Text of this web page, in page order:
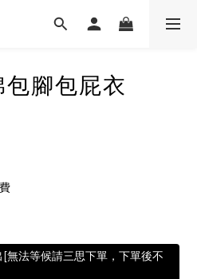
腳包屁衣
法等候請三思下單，下單後不